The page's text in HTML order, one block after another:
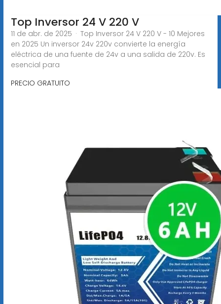
Top Inversor 24 V 220 V
11 de abr. de 2025 · Top Inversor 24 V 220 V - 10 Mejores
en 2025 Un inversor 24v 220v convierte la energía
eléctrica de una fuente de 24v a una salida de 220v. Es
esencial para
PRECIO GRATUITO